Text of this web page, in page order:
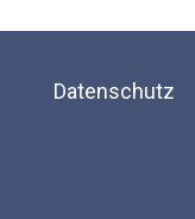
Datenschutz